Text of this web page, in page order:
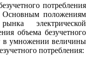
потребления
положениям
электрической
объема безучетного
в умножении величины
потребления: